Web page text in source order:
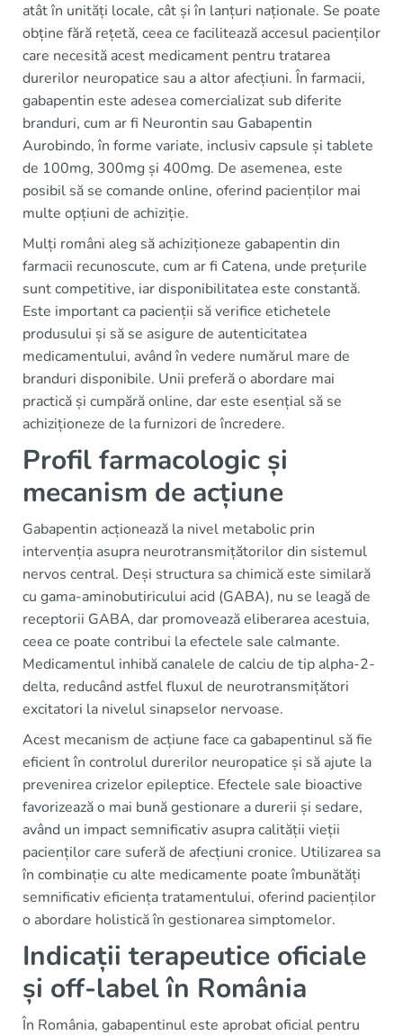
atât în unități locale, cât și în lanțuri naționale. Se poate
obține fără rețetă, ceea ce facilitează accesul pacienților
care necesită acest medicament pentru tratarea
durerilor neuropatice sau a altor afecțiuni. În farmacii,
gabapentin este adesea comercializat sub diferite
branduri, cum ar fi Neurontin sau Gabapentin
Aurobindo, în forme variate, inclusiv capsule și tablete
de 100mg, 300mg și 400mg. De asemenea, este
posibil să se comande online, oferind pacienților mai
multe opțiuni de achiziție.
Mulți români aleg să achiziționeze gabapentin din
farmacii recunoscute, cum ar fi Catena, unde prețurile
sunt competitive, iar disponibilitatea este constantă.
Este important ca pacienții să verifice etichetele
produsului și să se asigure de autenticitatea
medicamentului, având în vedere numărul mare de
branduri disponibile. Unii preferă o abordare mai
practică și cumpără online, dar este esențial să se
achiziționeze de la furnizori de încredere.
Profil farmacologic și
mecanism de acțiune
Gabapentin acționează la nivel metabolic prin
intervenția asupra neurotransmițătorilor din sistemul
nervos central. Deși structura sa chimică este similară
cu gama-aminobutiricului acid (GABA), nu se leagă de
receptorii GABA, dar promovează eliberarea acestuia,
ceea ce poate contribui la efectele sale calmante.
Medicamentul inhibă canalele de calciu de tip alpha-2-
delta, reducând astfel fluxul de neurotransmițători
excitatori la nivelul sinapselor nervoase.
Acest mecanism de acțiune face ca gabapentinul să fie
eficient în controlul durerilor neuropatice și să ajute la
prevenirea crizelor epileptice. Efectele sale bioactive
favorizează o mai bună gestionare a durerii și sedare,
având un impact semnificativ asupra calității vieții
pacienților care suferă de afecțiuni cronice. Utilizarea sa
în combinație cu alte medicamente poate îmbunătăți
semnificativ eficiența tratamentului, oferind pacienților
o abordare holistică în gestionarea simptomelor.
Indicații terapeutice oficiale
și off-label în România
În România, gabapentinul este aprobat oficial pentru